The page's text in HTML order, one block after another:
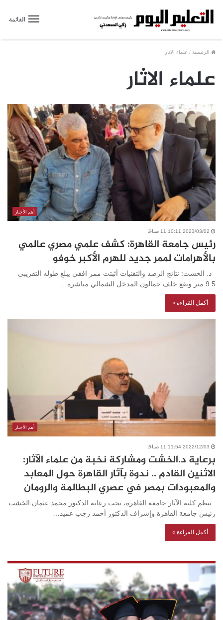
القائمة
الرئيسية / علماء الاثار
علماء الاثار
أهم الأخبار
2023/03/02 11:10:11 صباحًا
رئيس جامعة القاهرة: كشف علمي مصري عالمي
بالأهرامات لممر جديد للهرم الأكبر خوفو
د. الخشت: نتائج الرصد والتقنيات أثبتت ممر افقي يبلغ طوله التقريبي
9.5 متر ويقع خلف جمالون المدخل الشمالي مباشرة…
أكمل القراءة »
أهم الأخبار
2022/12/03 11:11:54 صباحًا
برعاية د.الخشت ومشاركة نخبة من علماء الآثار:
الاثنين القادم .. ندوة بآثار القاهرة حول المعابد
والمعبودات بمصر في عصري البطالمة والرومان
تنظم كلية الآثار جامعة القاهرة، تحت رعاية الدكتور محمد عثمان الخشت
رئيس جامعة القاهرة وإشراف الدكتور أحمد رجب عميد…
أكمل القراءة »